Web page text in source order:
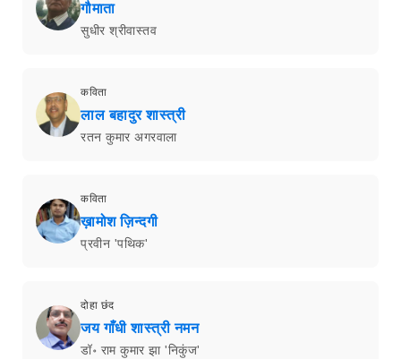
गौमाता
सुधीर श्रीवास्तव
कविता
लाल बहादुर शास्त्री
रतन कुमार अगरवाला
कविता
ख़ामोश ज़िन्दगी
प्रवीन 'पथिक'
दोहा छंद
जय गाँधी शास्त्री नमन
डॉ॰ राम कुमार झा 'निकुंज'